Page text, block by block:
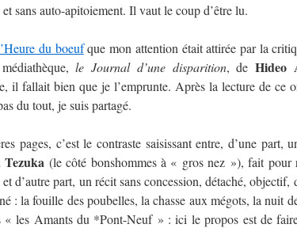
sans auto-apitoiement. Il vaut le coup d’être lu.
du boeufque mon attention était attirée par la
le Journal d’une disparition, deHideo
il fallait bien que je l’emprunte. Après la lecture de ce
du tout, je suis partagé.
pages, c’est le contraste saisissant entre, d’une part,
Tezuka (le côté bonshommes à « gros nez »), fait pour
d’autre part, un récit sans concession, détaché, objectif,
: la fouille des poubelles, la chasse aux mégots, la nuit
« les Amants du *Pont-Neuf » : ici le propos est de